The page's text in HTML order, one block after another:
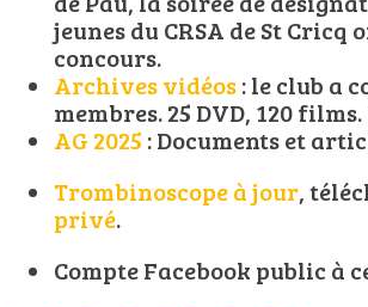
jeunes du CRSA de St
concours.
Archives vidéos: le club a
membres. 25 DVD, 120
AG 2025 : Documents et
Trombinoscope à jour,
privé.
Compte Facebook public à